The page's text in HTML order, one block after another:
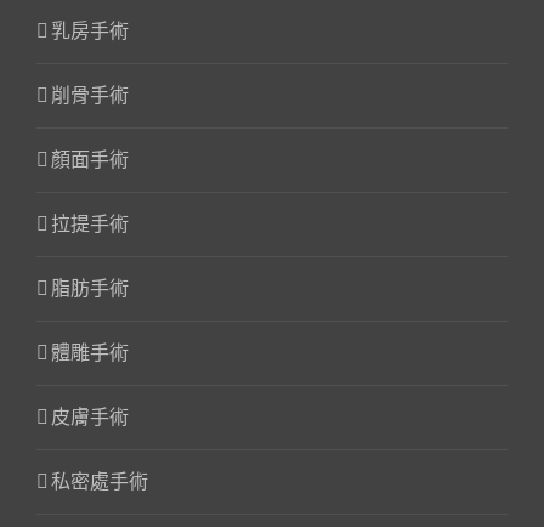
乳房手術
削骨手術
顏面手術
拉提手術
脂肪手術
體雕手術
皮膚手術
私密處手術